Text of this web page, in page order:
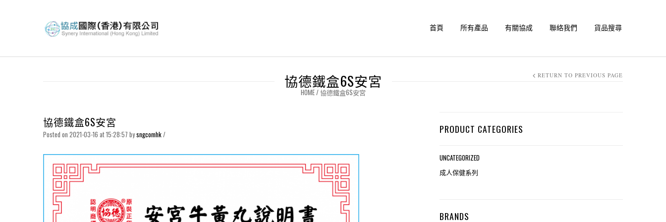
首頁 所有產品 有關協成 聯絡我們 貨品搜尋
協德鐵盒6S安宮
HOME/協德鐵盒6S安宮
RETURN TO PREVIOUS PAGE
協德鐵盒6S安宮
Posted on 2021-03-16 at 15:28:57 bysngcomhk/ PRODUCT CATEGORIES
UNCATEGORIZED
成人保健系列
BRANDS